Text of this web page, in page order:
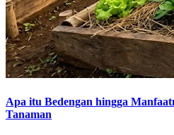
Apa itu Bedengan hingga
Tanaman